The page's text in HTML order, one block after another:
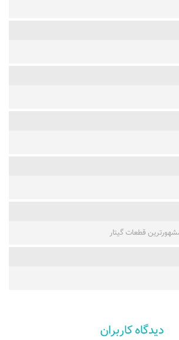
دیدگاه کاربران